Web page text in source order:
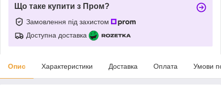
Що таке купити з Пром?
Замовлення під захистом
Доступна доставка
Опис Характеристики Доставка Оплата Умови